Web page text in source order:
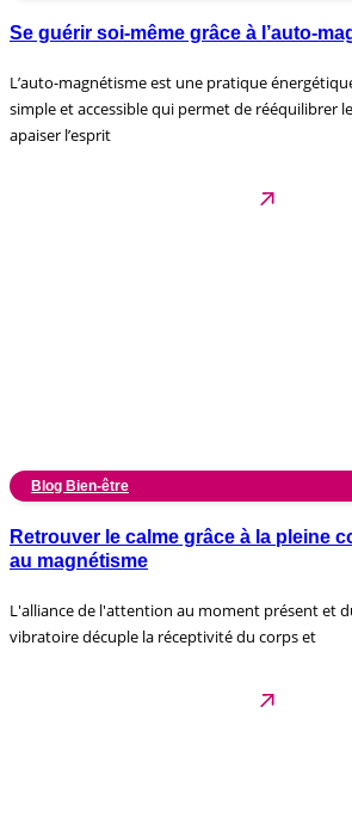
Se guérir soi-même grâce à l’auto-
L’auto-magnétisme est une pratique
simple et accessible qui permet de rééquilibrer
apaiser l’esprit
Blog Bien-être
Retrouver le calme grâce à la pleine
au magnétisme
L'alliance de l'attention au moment présent et
vibratoire décuple la réceptivité du corps et